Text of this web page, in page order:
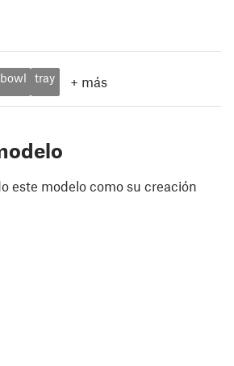
bowl tray + más
este modelo como su creación